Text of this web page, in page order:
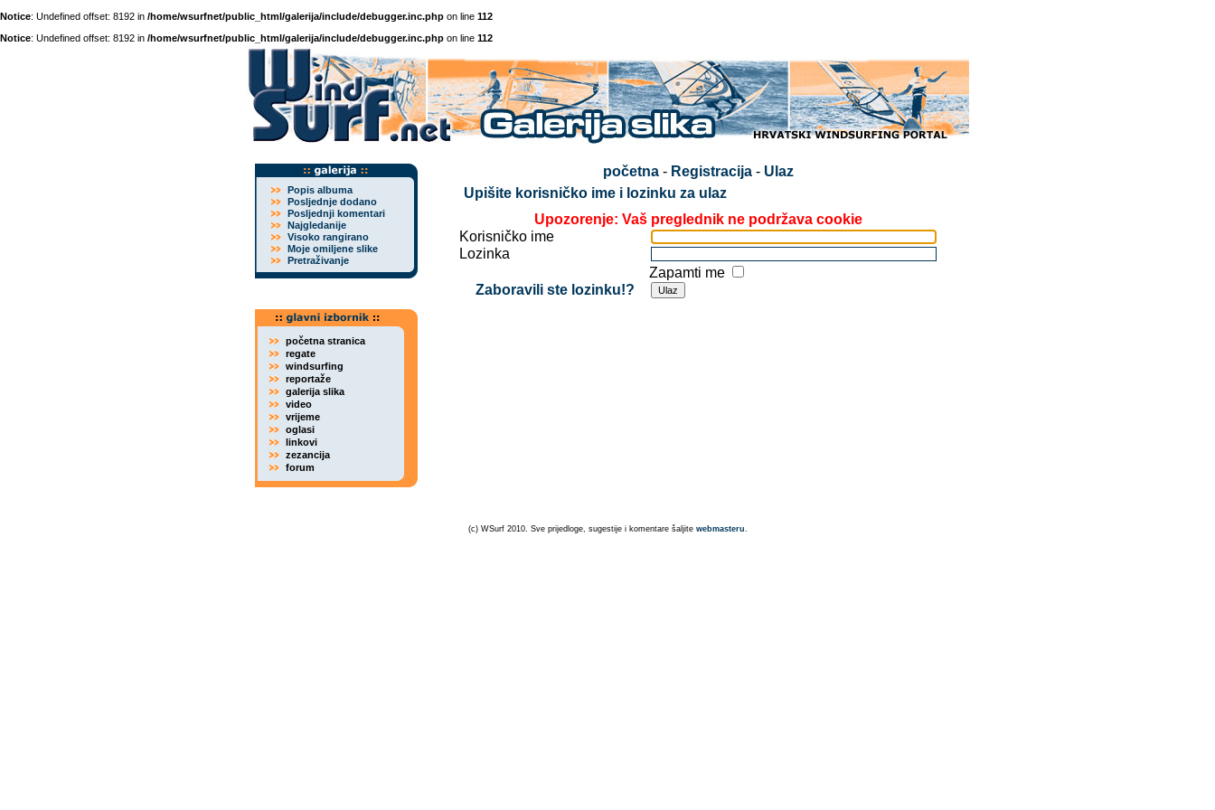
Notice: Undefined offset: 8192 in /home/wsurfnet/public_html/galerija/include/debugger.inc.php on line 112
Notice: Undefined offset: 8192 in /home/wsurfnet/public_html/galerija/include/debugger.inc.php on line 112
Popis albuma
Posljednje dodano
Posljednji komentari
Najgledanije
Visoko rangirano
Moje omiljene slike
Pretraživanje
početna stranica
regate
windsurfing
reportaže
galerija slika
video
vrijeme
oglasi
linkovi
zezancija
forum
početna- Registracija- Ulaz
Upišite korisničko ime i lozinku za ulaz
Upozorenje: Vaš preglednik ne podržava cookie
Korisničko ime
Lozinka
Zapamti me
Zaboravili ste lozinku!?
(c) WSurf 2010. Sve prijedloge, sugestije i komentare šaljite webmasteru